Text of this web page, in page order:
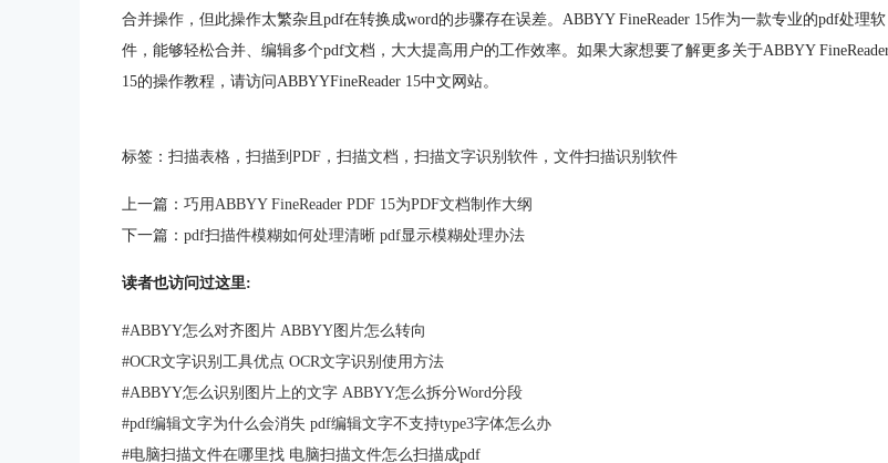
合并操作，但此操作太繁杂且pdf在转换成word的步骤存在误差。ABBYY FineReader 15作为一款专业的pdf处理软
件，能够轻松合并、编辑多个pdf文档，大大提高用户的工作效率。如果大家想要了解更多关于ABBYY
15的操作教程，请访问ABBYYFineReader 15中文网站。
标签： 扫描表格 ， 扫描到PDF ， 扫描文档 ， 扫描文字识别软件 ， 文件扫描识别软件
上一篇： 巧用ABBYY FineReader PDF 15为PDF文档制作大纲
下一篇： pdf扫描件模糊如何处理清晰 pdf显示模糊处理办法
读者也访问过这里:
#ABBYY怎么对齐图片 ABBYY图片怎么转向
#OCR文字识别工具优点 OCR文字识别使用方法
#ABBYY怎么识别图片上的文字 ABBYY怎么拆分Word分段
#pdf编辑文字为什么会消失 pdf编辑文字不支持type3字体怎么办
#电脑扫描文件在哪里找 电脑扫描文件怎么扫描成pdf